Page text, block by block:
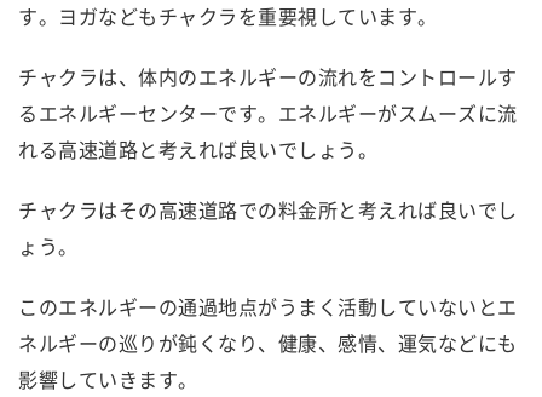
す。ヨガなどもチャクラを重要視しています。
チャクラは、体内のエネルギーの流れをコントロールす
るエネルギーセンターです。エネルギーがスムーズに流
れる高速道路と考えれば良いでしょう。
チャクラはその高速道路での料金所と考えれば良いでし
ょう。
このエネルギーの通過地点がうまく活動していないとエ
ネルギーの巡りが鈍くなり、健康、感情、運気などにも
影響していきます。